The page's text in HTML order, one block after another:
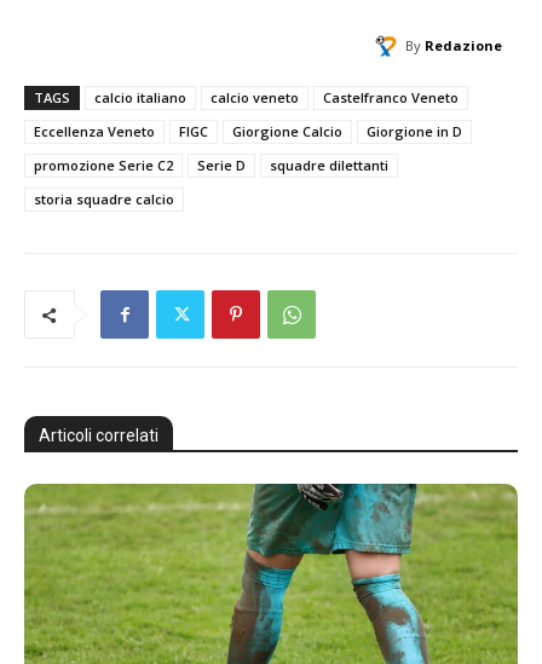
By Redazione
TAGS calcio italiano calcio veneto
Castelfranco Veneto
Eccellenza Veneto
FIGC Giorgione Calcio
Giorgione in D
promozione Serie C2
Serie D
squadre dilettanti
storia squadre calcio
Articoli correlati